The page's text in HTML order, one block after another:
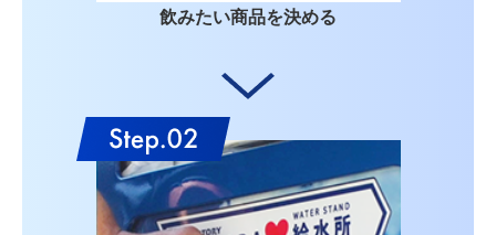
飲みたい商品を決める